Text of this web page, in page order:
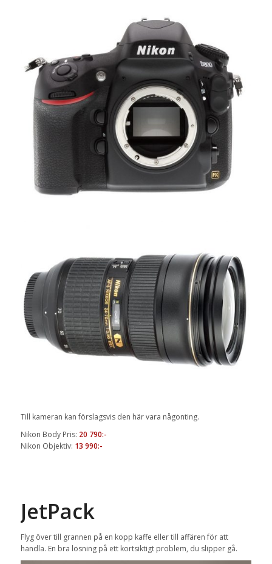
Till kameran kan förslagsvis den här vara någonting.
Nikon Body Pris: 20 790:-
Nikon Objektiv: 13 990:-
JetPack
Flyg över till grannen på en kopp kaffe eller till affären för att
handla. En bra lösning på ett kortsiktigt problem, du slipper gå.